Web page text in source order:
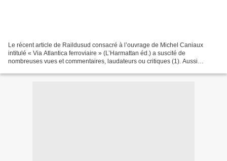
Le récent article de Raildusud consacré à l’ouvrage de Michel Caniaux
intitulé « Via Atlantica ferroviaire » (L’Harmattan éd.) a suscité de
nombreuses vues et commentaires, laudateurs ou critiques (1). Aussi